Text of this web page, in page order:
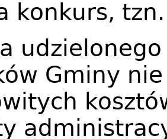
konkurs,
Gminy